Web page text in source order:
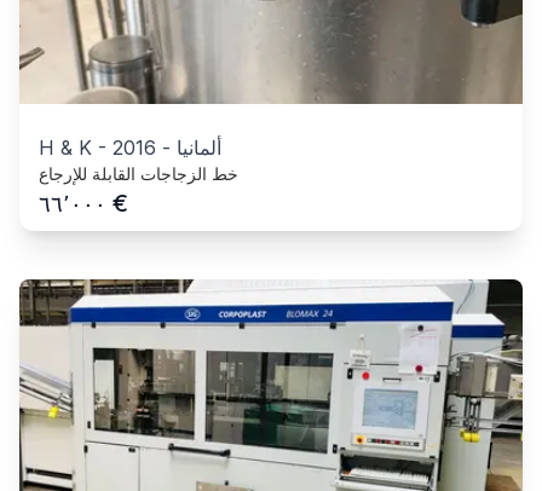
H & K - 2016 - ألمانيا
خط الزجاجات القابلة للإرجاع
٦٦٬٠٠٠ €